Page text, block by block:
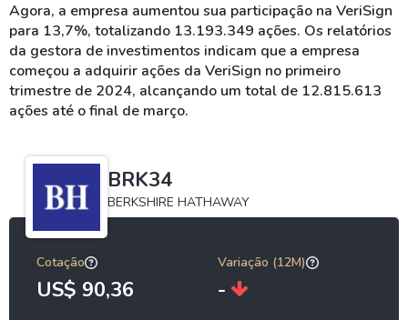
Agora, a empresa aumentou sua participação na VeriSign
para 13,7%, totalizando 13.193.349 ações. Os relatórios
da gestora de investimentos indicam que a empresa
começou a adquirir ações da VeriSign no primeiro
trimestre de 2024, alcançando um total de 12.815.613
ações até o final de março.
BRK34
BERKSHIRE HATHAWAY
Cotação
US$ 90,36
Variação (12M)
-